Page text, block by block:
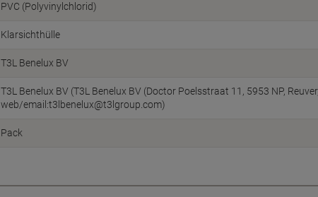
PVC (Polyvinylchlorid)
Klarsichthülle
T3L Benelux BV
T3L Benelux BV (T3L Benelux BV (Doctor Poelsstraat 11, 5953 NP,
web/email:t3lbenelux@t3lgroup.com)
Pack